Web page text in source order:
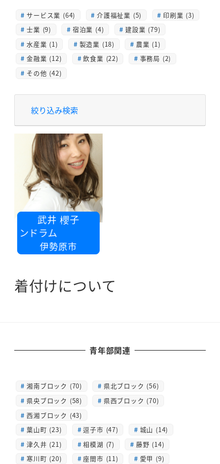
サービス業 (64) 介護福祉業 (5)
印刷業 (3)
士業 (9)
宿泊業 (4)
建設業 (79)
水産業 (1)
製造業 (18)
農業 (1)
金融業 (12)
飲食業 (22)
事務局 (2)
その他 (42)
絞り込み検索
武井 櫻子
ロンドラム
伊勢原市
着付けについて
青年部関連
湘南ブロック (70)
県北ブロック (56)
県央ブロック (58)
県西ブロック (70)
西湘ブロック (43)
葉山町 (23)
逗子市 (47)
城山 (14)
津久井 (21)
相模湖 (7)
藤野 (14)
寒川町 (20)
座間市 (11)
愛甲 (9)